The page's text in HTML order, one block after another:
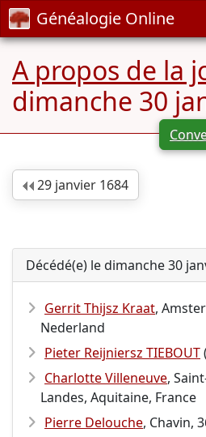
Généalogie Online
A propos de la
dimanche 30
29 janvier 1684
Décédé(e) le dimanche 30
Gerrit Thijsz Kraat,
Nederland
Pieter Reijniersz TIEBOUT
Charlotte Villeneuve,
Landes, Aquitaine, France
Pierre Delouche, Chavin,